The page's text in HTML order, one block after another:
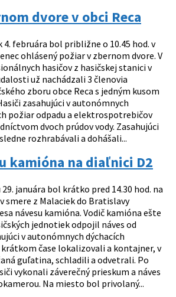
dvore v obci Reca
4. februára bol približne o 10.45 hod. v
ohlásený požiar v zbernom dvore. V
hasičov z hasičskej stanici v
už nachádzali 3 členovia
zboru obce Reca s jedným kusom
zasahujúci v autonómnych
požiar odpadu a elektrospotrebičov
dvoch prúdov vody. Zasahujúci
rozhrabávali a dohášali...
kamióna na diaľnici D2
29. januára bol krátko pred 14.30 hod. na
smere z Malaciek do Bratislavy
návesu kamióna. Vodič kamióna ešte
jednotiek odpojil náves od
v autonómnych dýchacích
čase lokalizovali a kontajner, v
guľatina, schladili a odvetrali. Po
vykonali záverečný prieskum a náves
Na miesto bol privolaný...